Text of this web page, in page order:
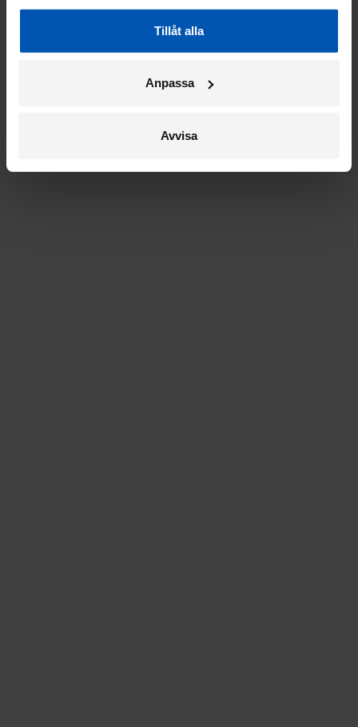
Tillåt alla
Anpassa
Avvisa